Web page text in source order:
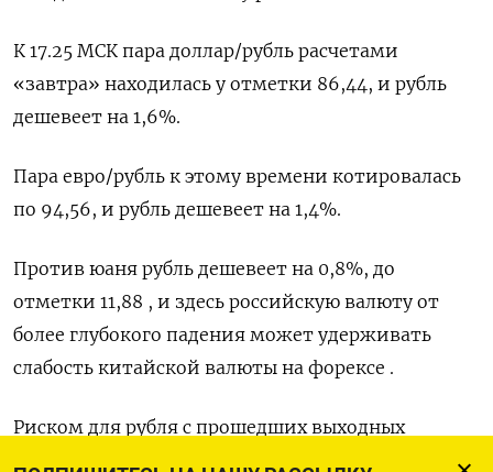
К 17.25 МСК пара доллар/рубль расчетами
«завтра» находилась у отметки 86,44, и рубль
дешевеет на 1,6%.
Пара евро/рубль к этому времени котировалась
по 94,56, и рубль дешевеет на 1,4%.
Против юаня рубль дешевеет на 0,8%, до
отметки 11,88 , и здесь российскую валюту от
более глубокого падения может удерживать
слабость китайской валюты на форексе .
Риском для рубля с прошедших выходных